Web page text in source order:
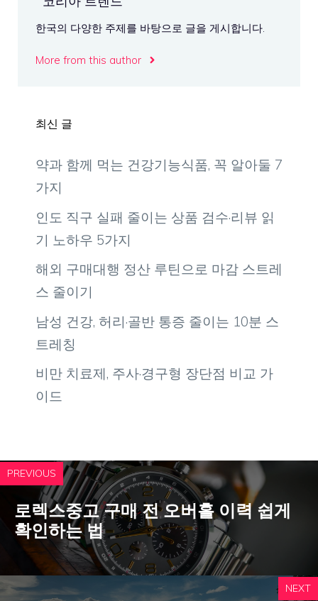
한국의 다양한 주제를 바탕으로 글을 게시합니다.
More from this author
최신 글
약과 함께 먹는 건강기능식품, 꼭 알아둘 7
가지
인도 직구 실패 줄이는 상품 검수·리뷰 읽
기 노하우 5가지
해외 구매대행 정산 루틴으로 마감 스트레
스 줄이기
남성 건강, 허리·골반 통증 줄이는 10분 스
트레칭
비만 치료제, 주사·경구형 장단점 비교 가
이드
PREVIOUS
로렉스중고 구매 전 오버홀 이력 쉽게
확인하는 법
NEXT